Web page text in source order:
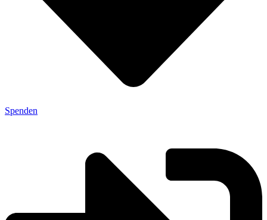
Spenden